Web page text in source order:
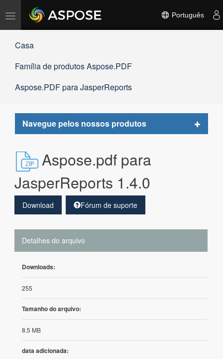
Alternar
navegação
Português
Casa
Família de produtos Aspose.PDF
Aspose.PDF para JasperReports
Navegue pelos nossos produtos
Toggle
Aspose.pdf para
JasperReports 1.4.0
Download Fórum de suporte
Detalhes do arquivo
Downloads:
255
Tamanho do arquivo:
8.5 MB
data adicionada: